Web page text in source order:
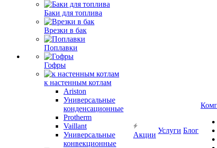
Баки для топлива
Врезки в бак
Поплавки
Гофры
к настенным котлам
Ariston
Универсальные
конденсационные
Protherm
Vaillant
Универсальные
конвекционные
Акции
Услуги Блог